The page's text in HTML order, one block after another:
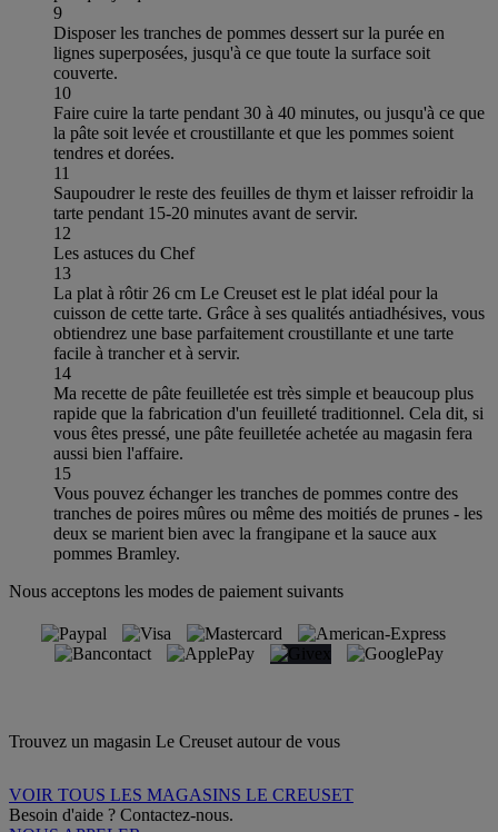
9
Disposer les tranches de pommes dessert sur la purée en
lignes superposées, jusqu'à ce que toute la surface soit
couverte.
10
Faire cuire la tarte pendant 30 à 40 minutes, ou jusqu'à ce que
la pâte soit levée et croustillante et que les pommes soient
tendres et dorées.
11
Saupoudrer le reste des feuilles de thym et laisser refroidir la
tarte pendant 15-20 minutes avant de servir.
12
Les astuces du Chef
13
La plat à rôtir 26 cm Le Creuset est le plat idéal pour la
cuisson de cette tarte. Grâce à ses qualités antiadhésives, vous
obtiendrez une base parfaitement croustillante et une tarte
facile à trancher et à servir.
14
Ma recette de pâte feuilletée est très simple et beaucoup plus
rapide que la fabrication d'un feuilleté traditionnel. Cela dit, si
vous êtes pressé, une pâte feuilletée achetée au magasin fera
aussi bien l'affaire.
15
Vous pouvez échanger les tranches de pommes contre des
tranches de poires mûres ou même des moitiés de prunes - les
deux se marient bien avec la frangipane et la sauce aux
pommes Bramley.
Nous acceptons les modes de paiement suivants
Trouvez un magasin Le Creuset autour de vous
VOIR TOUS LES MAGASINS LE CREUSET
Besoin d'aide ? Contactez-nous.